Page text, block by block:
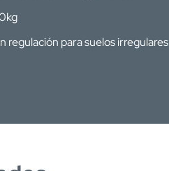
regulación para suelos irregulares